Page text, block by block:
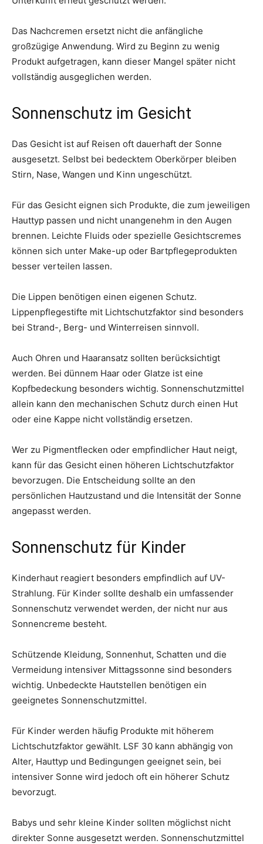
Das Nachcremen ersetzt nicht die anfängliche
großzügige Anwendung. Wird zu Beginn zu wenig
Produkt aufgetragen, kann dieser Mangel später nicht
vollständig ausgeglichen werden.
Sonnenschutz im Gesicht
Das Gesicht ist auf Reisen oft dauerhaft der Sonne
ausgesetzt. Selbst bei bedecktem Oberkörper bleiben
Stirn, Nase, Wangen und Kinn ungeschützt.
Für das Gesicht eignen sich Produkte, die zum jeweiligen
Hauttyp passen und nicht unangenehm in den Augen
brennen. Leichte Fluids oder spezielle Gesichtscremes
können sich unter Make-up oder Bartpflegeprodukten
besser verteilen lassen.
Die Lippen benötigen einen eigenen Schutz.
Lippenpflegestifte mit Lichtschutzfaktor sind besonders
bei Strand-, Berg- und Winterreisen sinnvoll.
Auch Ohren und Haaransatz sollten berücksichtigt
werden. Bei dünnem Haar oder Glatze ist eine
Kopfbedeckung besonders wichtig. Sonnenschutzmittel
allein kann den mechanischen Schutz durch einen Hut
oder eine Kappe nicht vollständig ersetzen.
Wer zu Pigmentflecken oder empfindlicher Haut neigt,
kann für das Gesicht einen höheren Lichtschutzfaktor
bevorzugen. Die Entscheidung sollte an den
persönlichen Hautzustand und die Intensität der Sonne
angepasst werden.
Sonnenschutz für Kinder
Kinderhaut reagiert besonders empfindlich auf UV-
Strahlung. Für Kinder sollte deshalb ein umfassender
Sonnenschutz verwendet werden, der nicht nur aus
Sonnencreme besteht.
Schützende Kleidung, Sonnenhut, Schatten und die
Vermeidung intensiver Mittagssonne sind besonders
wichtig. Unbedeckte Hautstellen benötigen ein
geeignetes Sonnenschutzmittel.
Für Kinder werden häufig Produkte mit höherem
Lichtschutzfaktor gewählt. LSF 30 kann abhängig von
Alter, Hauttyp und Bedingungen geeignet sein, bei
intensiver Sonne wird jedoch oft ein höherer Schutz
bevorzugt.
Babys und sehr kleine Kinder sollten möglichst nicht
direkter Sonne ausgesetzt werden. Sonnenschutzmittel